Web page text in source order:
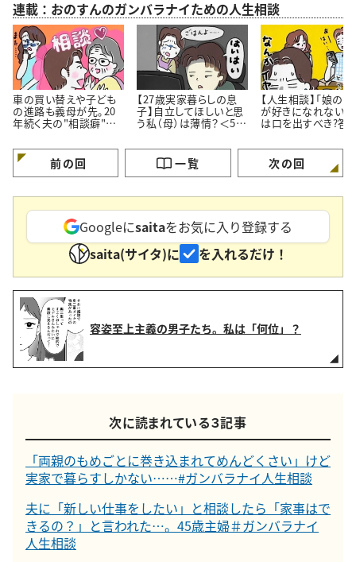
連載：おのすんのガンバラナイための人生相談
車の買い替えや子ども
の進路も義母が先。20
年続く夫の"相談癖"に
【27歳実家暮らしの息
子】自立してほしいと思
う私（母）は薄情？＜50
【人生相談】「娘の
が好きになれない…
は口を出すべき?答
前の回 一覧 次の回
Googleにsaitaをお気に入り登録する
saita(サイタ)に
を入れるだけ！
容姿至上主義の男子たち。私は「何位」？
次に読まれている３記事
「両親のもめごとに巻き込まれてめんどくさい」けど
実家で暮らすしかない……#ガンバラナイ人生相談
夫に「新しい仕事をしたい」と相談したら「家事はで
きるの？」と言われた…。45歳主婦＃ガンバラナイ
人生相談